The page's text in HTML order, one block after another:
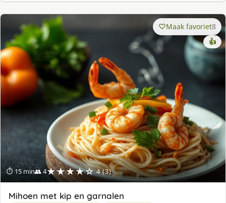
⏱ 15 min👥 4★★★★☆ 4 (3)
Maak favoriet8
👍
Mihoen met kip en garnalen